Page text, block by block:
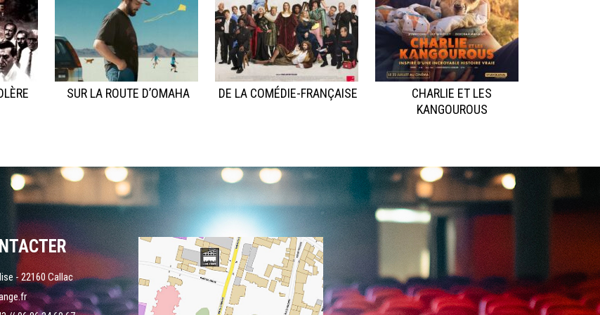
SUR LA ROUTE D’OMAHA DE LA COMÉDIE-FRANÇAISE
CHARLIE ET LES
KANGOUROUS
- 22160 Callac